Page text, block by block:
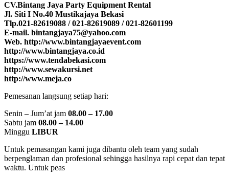
CV.Bintang Jaya Party Equipment Rental
Jl. Siti I No.40 Mustikajaya Bekasi
Tlp.021-82619088 / 021-82619089 / 021-82601199
E-mail. bintangjaya75@yahoo.com
Web. http://www.bintangjayaevent.com
http://www.bintangjaya.co.id
https://www.tendabekasi.com
http://www.sewakursi.net
http://www.meja.co
Pemesanan langsung setiap hari:
Senin – Jum’at jam 08.00 – 17.00
Sabtu jam 08.00 – 14.00
Minggu LIBUR
Untuk pemasangan kami juga dibantu oleh team yang sudah
berpenglaman dan profesional sehingga hasilnya rapi cepat dan tepat
waktu. Untuk peas